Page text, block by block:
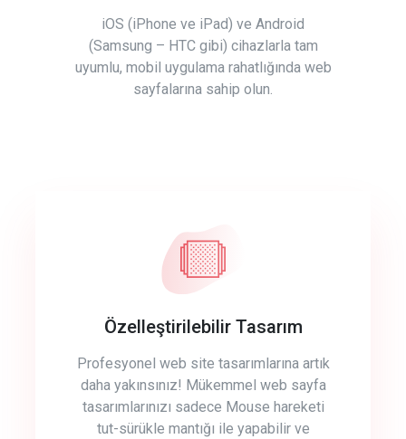
iOS (iPhone ve iPad) ve Android
(Samsung – HTC gibi) cihazlarla tam
uyumlu, mobil uygulama rahatlığında web
sayfalarına sahip olun.
Özelleştirilebilir Tasarım
Profesyonel web site tasarımlarına artık
daha yakınsınız! Mükemmel web sayfa
tasarımlarınızı sadece Mouse hareketi
tut-sürükle mantığı ile yapabilir ve